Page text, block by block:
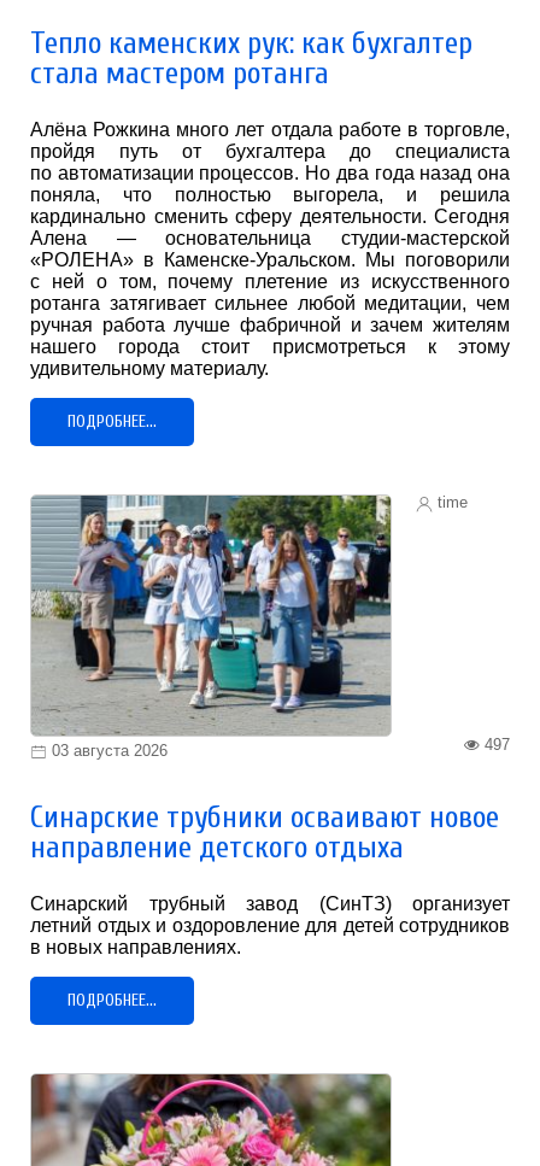
Тепло каменских рук: как бухгалтер
стала мастером ротанга
Алёна Рожкина много лет отдала работе в торговле,
пройдя путь от бухгалтера до специалиста
по автоматизации процессов. Но два года назад она
поняла, что полностью выгорела, и решила
кардинально сменить сферу деятельности. Сегодня
Алена — основательница студии-мастерской
«РОЛЕНА» в Каменске-Уральском. Мы поговорили
с ней о том, почему плетение из искусственного
ротанга затягивает сильнее любой медитации, чем
ручная работа лучше фабричной и зачем жителям
нашего города стоит присмотреться к этому
удивительному материалу.
ПОДРОБНЕЕ...
time
03 августа 2026 497
Синарские трубники осваивают новое
направление детского отдыха
Синарский трубный завод (СинТЗ) организует
летний отдых и оздоровление для детей сотрудников
в новых направлениях.
ПОДРОБНЕЕ...